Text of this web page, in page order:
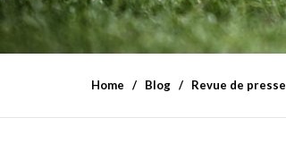
Home Blog Revue de presse